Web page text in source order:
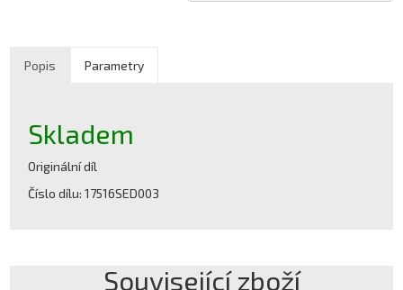
Popis Parametry
Skladem
Originální díl
Číslo dílu: 17516SED003
Související zboží